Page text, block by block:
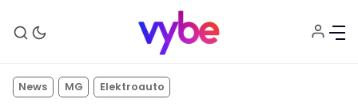
News MG Elektroauto